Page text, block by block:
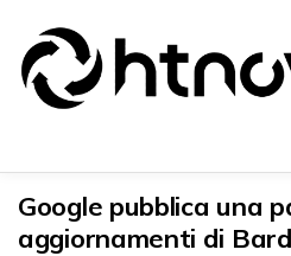
Google pubblica una
aggiornamenti di Bard